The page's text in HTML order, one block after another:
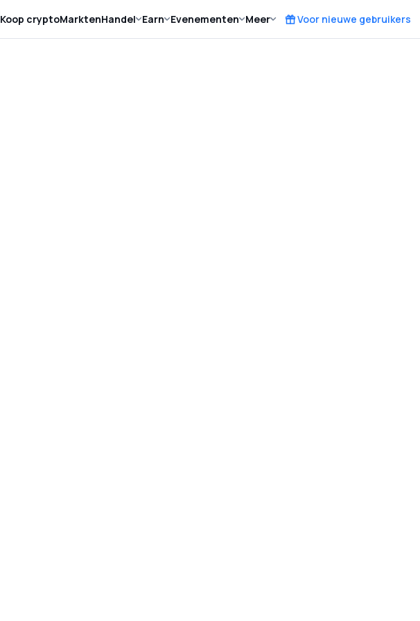
Koop cryptoMarktenHandel Earn Evenementen Meer Voor nieuwe gebruikers